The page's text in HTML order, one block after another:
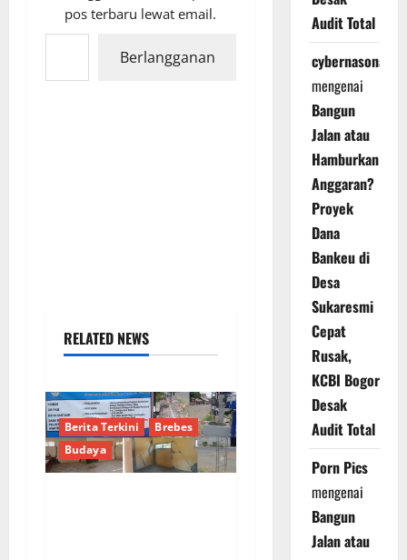
pos terbaru lewat email.
Ketikkan email Anda...
Berlangganan
RELATED NEWS
Berita Terkini
Brebes
Budaya
Audit Total
cybernasonal
mengenai
Bangun
Jalan atau
Hamburkan
Anggaran?
Proyek
Dana
Bankeu di
Desa
Sukaresmi
Cepat
Rusak,
KCBI Bogor
Desak
Audit Total
Porn Pics
mengenai
Bangun
Jalan atau